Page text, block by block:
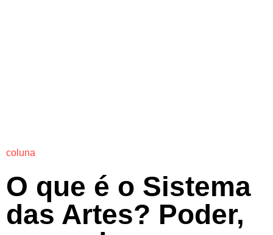
coluna
O que é o Sistema
das Artes? Poder,